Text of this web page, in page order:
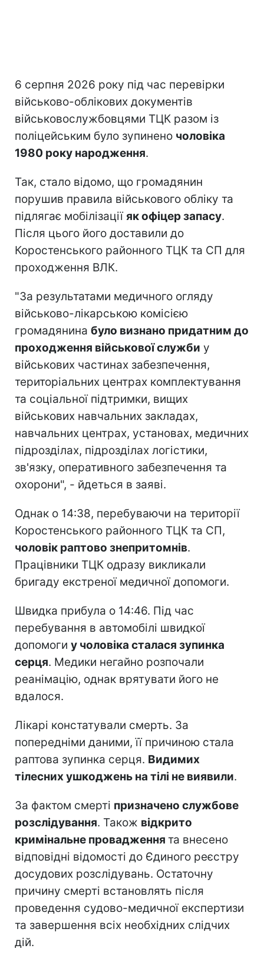
6 серпня 2026 року під час перевірки
військово-облікових документів
військовослужбовцями ТЦК разом із
поліцейським було зупинено чоловіка
1980 року народження.
Так, стало відомо, що громадянин
порушив правила військового обліку та
підлягає мобілізаціїяк офіцер запасу.
Після цього його доставили до
Коростенського районного ТЦК та СП для
проходження ВЛК.
"За результатами медичного огляду
військово-лікарською комісією
громадянина було визнано придатним до
проходження військової служби у
військових частинах забезпечення,
територіальних центрах комплектування
та соціальної підтримки, вищих
військових навчальних закладах,
навчальних центрах, установах, медичних
підрозділах, підрозділах логістики,
зв'язку, оперативного забезпечення та
охорони", - йдеться в заяві.
Однак о 14:38, перебуваючи на території
Коростенського районного ТЦК та СП,
чоловік раптово знепритомнів.
Працівники ТЦК одразу викликали
бригаду екстреної медичної допомоги.
Швидка прибула о 14:46. Під час
перебування в автомобілі швидкої
допомоги у чоловіка сталася зупинка
серця. Медики негайно розпочали
реанімацію, однак врятувати його не
вдалося.
Лікарі констатували смерть. За
попередніми даними, її причиною стала
раптова зупинка серця. Видимих
тілесних ушкоджень на тілі не виявили.
За фактом смерті призначено службове
розслідування. Також відкрито
кримінальне провадження та внесено
відповідні відомості до Єдиного реєстру
досудових розслідувань. Остаточну
причину смерті встановлять після
проведення судово-медичної експертизи
та завершення всіх необхідних слідчих
дій.